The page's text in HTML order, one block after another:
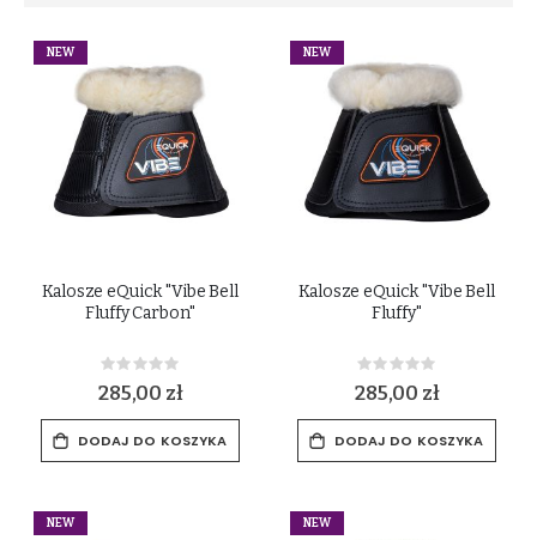
NEW
Kalosze eQuick "Vibe Bell
Fluffy Carbon"
Rating:
0%
285,00 zł
DODAJ DO KOSZYKA
NEW
Kalosze eQuick "Vibe Bell
Fluffy"
Rating:
0%
285,00 zł
DODAJ DO KOSZYKA
NEW NEW